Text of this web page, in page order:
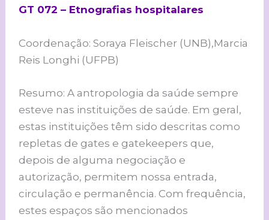
GT 072 – Etnografias hospitalares
Coordenação: Soraya Fleischer (UNB),Marcia
Reis Longhi (UFPB)
Resumo: A antropologia da saúde sempre
esteve nas instituições de saúde. Em geral,
estas instituições têm sido descritas como
repletas de gates e gatekeepers que,
depois de alguma negociação e
autorização, permitem nossa entrada,
circulação e permanência. Com frequência,
estes espaços são mencionados